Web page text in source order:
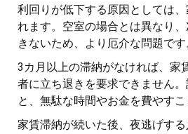
利回りが低下する原因としては
れます。空室の場合とは異なり
きないため、より厄介な問題です
3カ月以上の滞納がなければ、家
者に立ち退きを要求できません
と、無駄な時間やお金を費やすこ
家賃滞納が続いた後、夜逃げす